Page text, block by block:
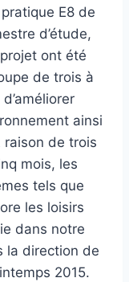
E8 de
d’étude,
ont été
de trois à
ainsi
raison de trois
mois, les
tels que
les loisirs
dans notre
la direction de
2015.